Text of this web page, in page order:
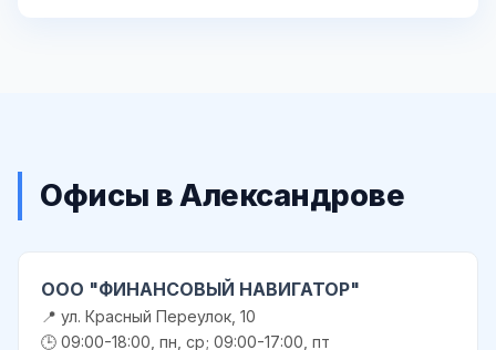
Офисы в Александрове
ООО "ФИНАНСОВЫЙ НАВИГАТОР"
📍 ул. Красный Переулок, 10
🕒 09:00-18:00, пн, ср; 09:00-17:00, пт